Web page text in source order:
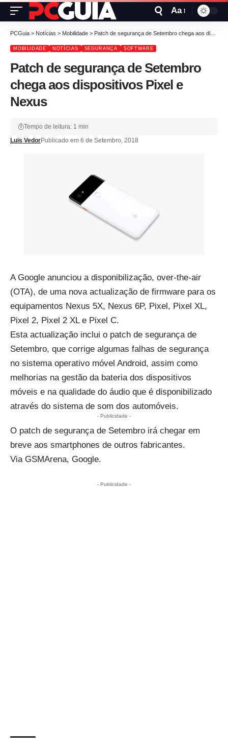
Aa
PCGuia > Notícias > Mobilidade > Patch de segurança de Setembro chega aos dispositivos Pixel e Nexus
MOBILIDADE NOTÍCIAS SEGURANÇA SOFTWARE
Patch de segurança de Setembro
chega aos dispositivos Pixel e
Nexus
Luis VedorPublicado em 6 de Setembro, 2018
Tempo de leitura: 1 min
A Google anunciou a disponibilização, over-the-air
(OTA), de uma nova actualização de firmware para os
equipamentos Nexus 5X, Nexus 6P, Pixel, Pixel XL,
Pixel 2, Pixel 2 XL e Pixel C.
Esta actualização inclui o patch de segurança de
Setembro, que corrige algumas falhas de segurança
no sistema operativo móvel Android, assim como
melhorias na gestão da bateria dos dispositivos
móveis e na qualidade do áudio que é disponibilizado
através do sistema de som dos automóveis.
- Publicidade -
O patch de segurança de Setembro irá chegar em
breve aos smartphones de outros fabricantes.
ViaGSMArena, Google.
- Publicidade -